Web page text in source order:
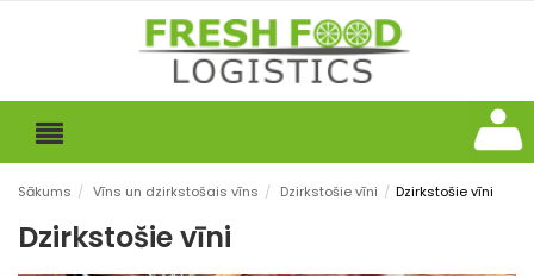
Sākums / Vīns un dzirkstošais vīns / Dzirkstošie vīni / Dzirkstošie vīni
Dzirkstošie vīni